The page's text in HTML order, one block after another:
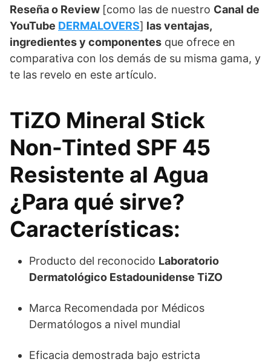
Reseña o Review [como las de nuestro Canal de
YouTube DERMALOVERS] las ventajas,
ingredientes y componentes que ofrece en
comparativa con los demás de su misma gama, y
te las revelo en este artículo.
TiZO Mineral Stick
Non-Tinted SPF 45
Resistente al Agua
¿Para qué sirve?
Características:
Producto del reconocido Laboratorio
Dermatológico Estadounidense TiZO
Marca Recomendada por Médicos
Dermatólogos a nivel mundial
Eficacia demostrada bajo estricta